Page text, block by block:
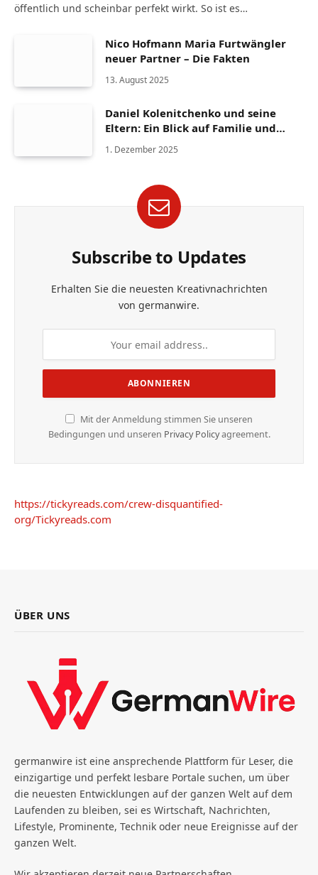
öffentlich und scheinbar perfekt wirkt. So ist es…
Nico Hofmann Maria Furtwängler
neuer Partner – Die Fakten
13. August 2025
Daniel Kolenitchenko und seine
Eltern: Ein Blick auf Familie und
Herkunft
1. Dezember 2025
Subscribe to Updates
Erhalten Sie die neuesten Kreativnachrichten
von germanwire.
Mit der Anmeldung stimmen Sie unseren
Bedingungen und unseren Privacy Policyagreement.
https://tickyreads.com/crew-disquantified-
org/Tickyreads.com
ÜBER UNS
germanwire ist eine ansprechende Plattform für Leser, die
einzigartige und perfekt lesbare Portale suchen, um über
die neuesten Entwicklungen auf der ganzen Welt auf dem
Laufenden zu bleiben, sei es Wirtschaft, Nachrichten,
Lifestyle, Prominente, Technik oder neue Ereignisse auf der
ganzen Welt.